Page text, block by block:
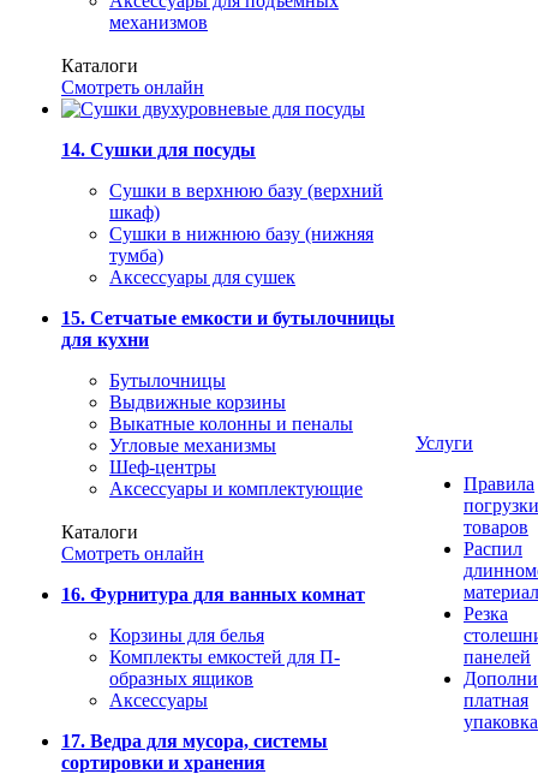
механизмов
Каталоги
Смотреть онлайн
14. Сушки для посуды
Сушки в верхнюю базу (верхний
шкаф)
Сушки в нижнюю базу (нижняя
тумба)
Аксессуары для сушек
15. Сетчатые емкости и бутылочницы
для кухни
Бутылочницы
Выдвижные корзины
Выкатные колонны и пеналы
Угловые механизмы
Шеф-центры
Аксессуары и комплектующие
Каталоги
Смотреть онлайн
16. Фурнитура для ванных комнат
Корзины для белья
Комплекты емкостей для П-
образных ящиков
Аксессуары
17. Ведра для мусора, системы
сортировки и хранения
Услуги
Правила
погрузки
товаров
Распил
Резка
панелей
платная
упаковка